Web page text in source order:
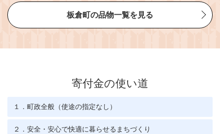
板倉町の品物一覧を見る
寄付金の使い道
１．町政全般（使途の指定なし）
２．安全・安心で快適に暮らせるまちづくり